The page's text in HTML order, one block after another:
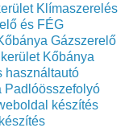
Klímaszerelés
és FÉG
Gázszerelő
Kőbánya
használtautó
Padlóösszefolyó
készítés